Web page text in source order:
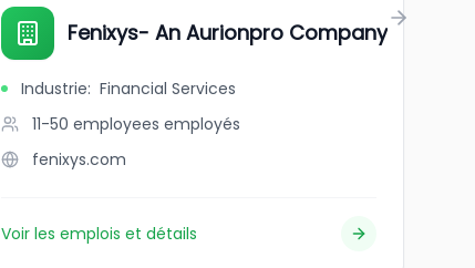
Fenixys- An Aurionpro Company
Industrie: Financial Services
11-50 employees employés
fenixys.com
Voir les emplois et détails